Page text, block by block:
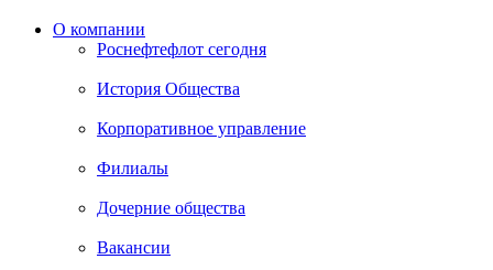
О компании
Роснефтефлот сегодня
История Общества
Корпоративное управление
Филиалы
Дочерние общества
Вакансии